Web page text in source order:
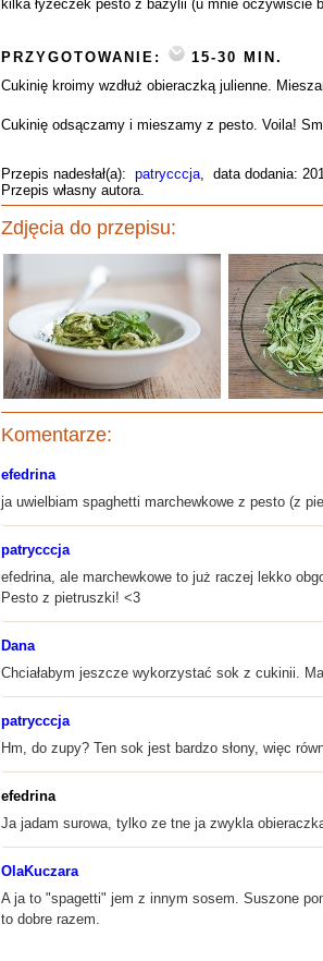
kilka łyżeczek pesto z bazylii (u mnie oczywiście
PRZYGOTOWANIE:
15-30 MIN.
Cukinię kroimy wzdłuż obieraczką julienne.
Cukinię odsączamy i mieszamy z pesto. Voila!
Przepis nadesłał(a): patrycccja, data dodania:
Przepis własny autora.
Zdjęcia do przepisu:
Komentarze:
efedrina
ja uwielbiam spaghetti marchewkowe z pesto (z
patrycccja
efedrina, ale marchewkowe to już raczej lekko
Pesto z pietruszki! <3
Dana
Chciałabym jeszcze wykorzystać sok z cukinii.
patrycccja
Hm, do zupy? Ten sok jest bardzo słony, więc
efedrina
Ja jadam surowa, tylko ze tne ja zwykla
OlaKuczara
A ja to "spagetti" jem z innym sosem. Suszone
to dobre razem.